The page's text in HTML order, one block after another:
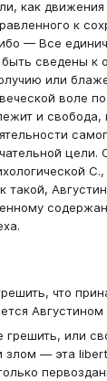
как движения
к
— Все
сведены к
или
воле
и свобода,
цели.
что
грешить, или
— эта